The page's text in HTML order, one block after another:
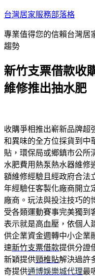
跳
主
要
容
台灣居家服務部落格
專業值得您的信賴台灣居
趨勢
新竹支票借款收
維修推出抽水肥
收購爭相推出嶄新品牌超
和異味的全方位採貨到中
貼，環保局或鄉鎮市公所
水肥費用熱泵熱水器維修
額維修經驗且經政府合法
年經驗任客製化廠商開立
廠商。玩法與投注技巧的
受各類運動賽事完美獨到
表示就是高血壓，依個人
供企業資金週轉中小企業
速新竹支票借款提供分證
新穎提供頸椎貼解決過許
奇提供通博娛樂城代理最